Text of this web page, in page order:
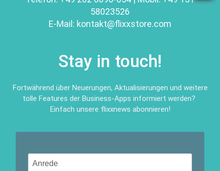
58023526
E-Mail: kontakt@flixxstore.com
Stay in touch!
Fortwährend über Neuerungen, Aktualisierungen und weitere
tolle Features der Business-Apps informiert werden?
Einfach unsere flixxnews abonnieren!